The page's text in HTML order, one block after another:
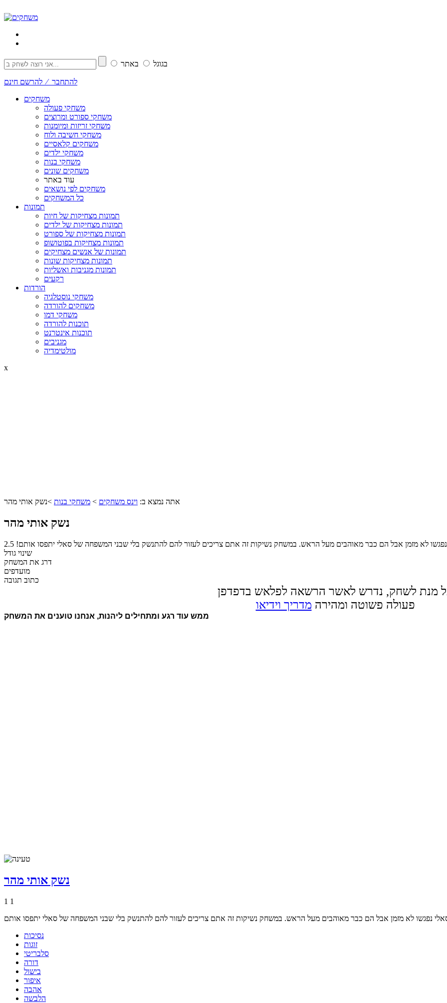
בגוגל באתר
להתחבר ⁄ להרשם חינם
משחקים
משחקי פעולה
משחקי ספורט ומרוצים
משחקי זריזות ומיומנות
משחקי חשיבה ולוח
משחקים קלאסיים
משחקי ילדים
משחקי בנות
משחקים שונים
עוד באתר
משחקים לפי נושאים
כל המשחקים
תמונות
תמונות מצחיקות של חיות
תמונות מצחיקות של ילדים
תמונות מצחיקות של ספורט
תמונות מצחיקות בפוטושופ
תמונות של אנשים מצחיקים
תמונות מצחיקות שונות
תמונות מגניבות ואשליות
רקעים
הורדות
משחקי נוסטלגיה
משחקים להורדה
משחקי דמו
תוכנות להורדה
תוכנות אינטרנט
מגניבים
מולטימדיה
x
אתה נמצא ב: וינס משחקים > משחקי בנות >נשק אותי מהר
נשק אותי מהר
לא מזמן אבל הם כבר מאוהבים מעל הראש. במשחק נשיקות זה אתם צריכים לעזור להם להתנשק בלי שבני המשפחה של סאלי יתפסו אותם! 2.5
שינוי גודל
דרג את המשחק
מועדפים
כתוב תגובה
מנת לשחק, נדרש לאשר הרשאה לפלאש בדפדפן
פעולה פשוטה ומהירה מדריך וידיאו
ממש עוד רגע ומתחילים ליהנות, אנחנו טוענים את המשחק
נשק אותי מהר
1 1
נסיכות
זוגות
סלבריטי
דורה
בישול
איפור
אהבה
הלבשה